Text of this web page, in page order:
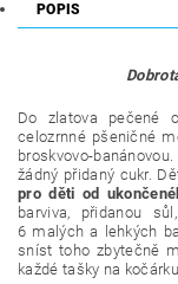
POPIS
Do zlatova pečené
celozrnné pšeničné
broskvovo-
žádný přidaný cukr.
pro děti od
barviva, přidanou
6 malých a lehkých
sníst toho zbytečně
každé tašky na